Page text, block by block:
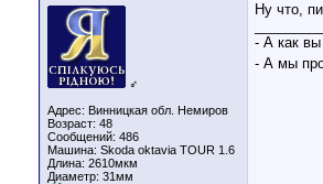
♂
Адрес: Винницкая обл. Немиров
Возраст: 48
Сообщений: 486
Машина: Skoda oktavia TOUR 1.6
Длина: 2610мкм
Диаметр: 31мм
Ну что,
- А как вы
- А мы